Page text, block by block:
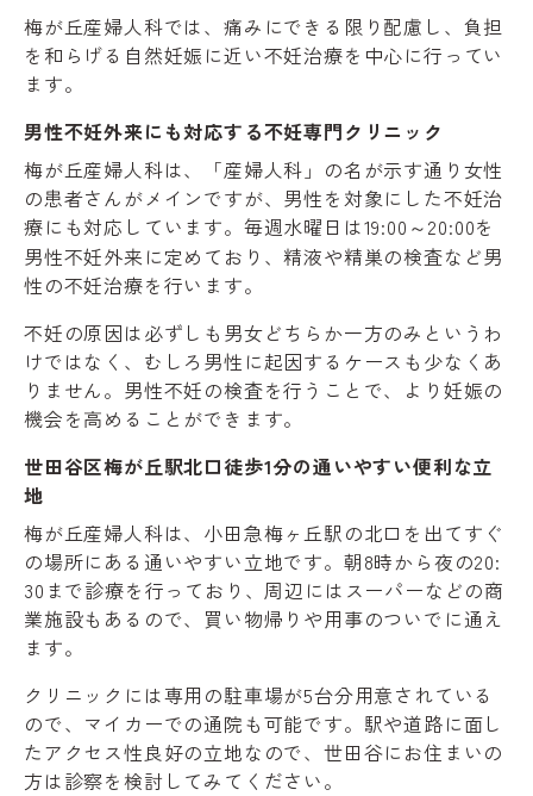
梅が丘産婦人科では、痛みにできる限り配慮し、負担
を和らげる自然妊娠に近い不妊治療を中心に行ってい
ます。
男性不妊外来にも対応する不妊専門クリニック
梅が丘産婦人科は、「産婦人科」の名が示す通り女性
の患者さんがメインですが、男性を対象にした不妊治
療にも対応しています。毎週水曜日は19:00～20:00を
男性不妊外来に定めており、精液や精巣の検査など男
性の不妊治療を行います。
不妊の原因は必ずしも男女どちらか一方のみというわ
けではなく、むしろ男性に起因するケースも少なくあ
りません。男性不妊の検査を行うことで、より妊娠の
機会を高めることができます。
世田谷区梅が丘駅北口徒歩1分の通いやすい便利な立
地
梅が丘産婦人科は、小田急梅ヶ丘駅の北口を出てすぐ
の場所にある通いやすい立地です。朝8時から夜の20:
30まで診療を行っており、周辺にはスーパーなどの商
業施設もあるので、買い物帰りや用事のついでに通え
ます。
クリニックには専用の駐車場が5台分用意されている
ので、マイカーでの通院も可能です。駅や道路に面し
たアクセス性良好の立地なので、世田谷にお住まいの
方は診察を検討してみてください。